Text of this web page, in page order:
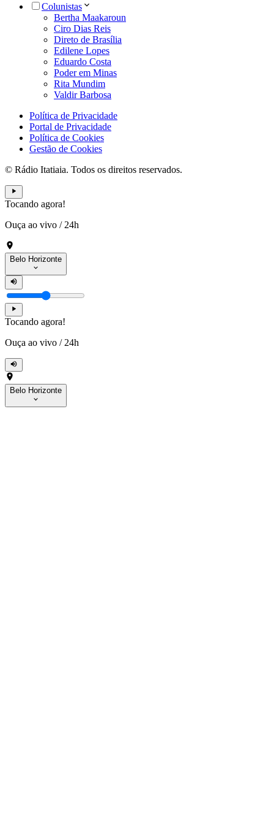
Colunistas
Bertha Maakaroun
Ciro Dias Reis
Direto de Brasília
Edilene Lopes
Eduardo Costa
Poder em Minas
Rita Mundim
Valdir Barbosa
Política de Privacidade
Portal de Privacidade
Política de Cookies
Gestão de Cookies
© Rádio Itatiaia. Todos os direitos reservados.
Tocando agora!
Ouça ao vivo / 24h
Belo Horizonte
Tocando agora!
Ouça ao vivo / 24h
Belo Horizonte